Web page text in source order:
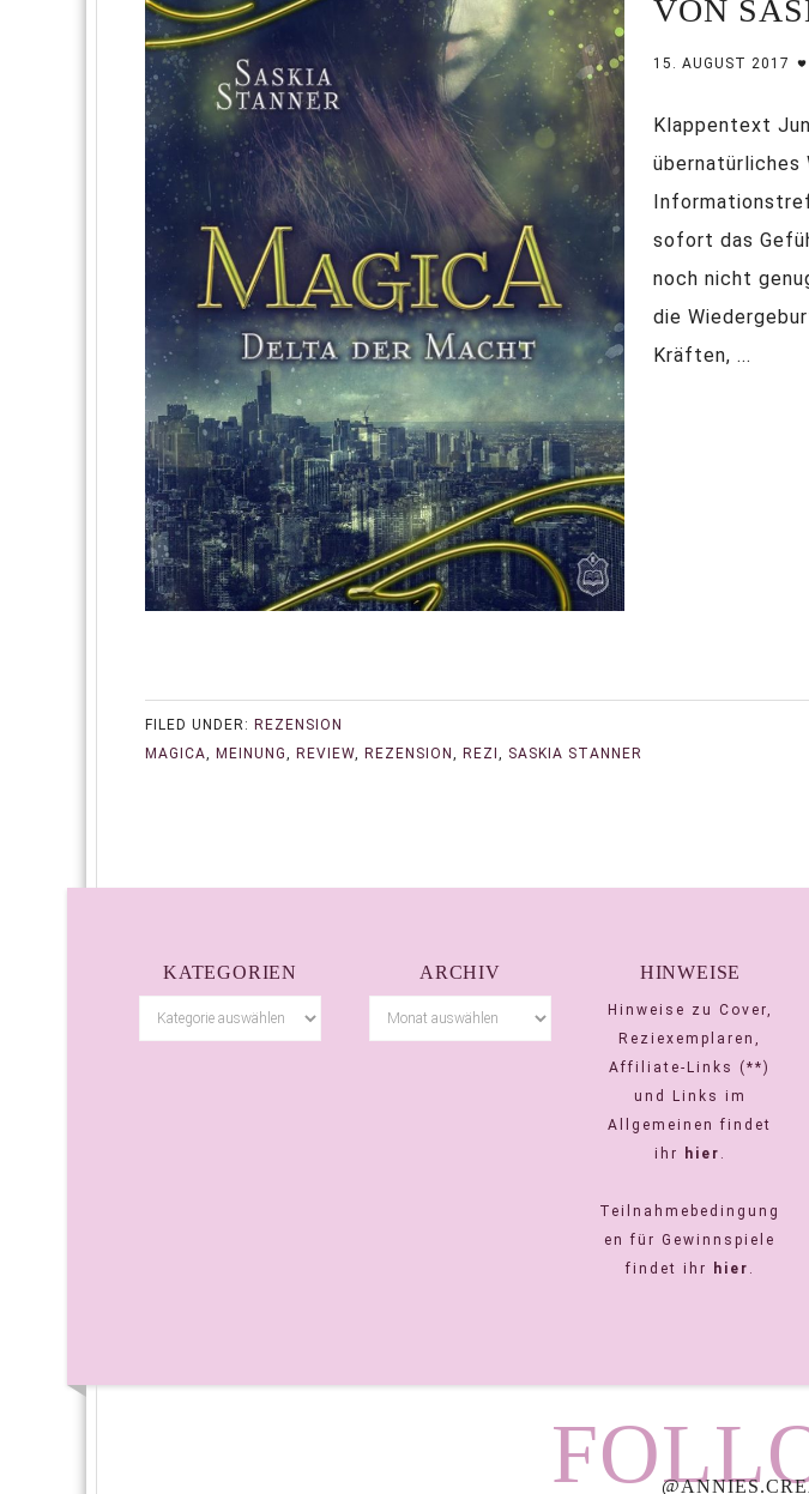
VON
15. AUGUST 2017
Klappentext
übernatürliches
sofort das
noch nicht
die
Kräften, ...
FILED UNDER: REZENSION
MAGICA
MEINUNG REVIEW REZENSION REZI SASKIA STANNER
KATEGORIEN ARCHIV HINWEISE
Hinweise zu Cover,
Reziexemplaren,
Affiliate-Links (**)
und Links im
Allgemeinen findet
ihr
hier
Teilnahmebedingung
en für Gewinnspiele
findet ihr
hier